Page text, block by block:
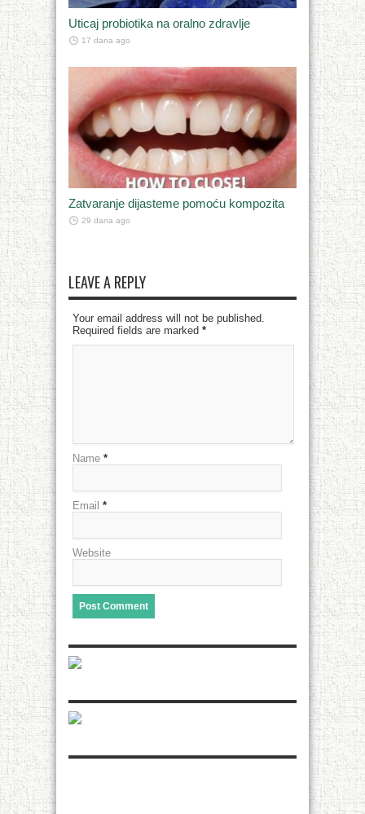
Uticaj probiotika na oralno zdravlje
17 dana ago
Zatvaranje dijasteme pomoću kompozita
29 dana ago
LEAVE A REPLY
Your email address will not be published.
Required fields are marked *
Name *
Email *
Website